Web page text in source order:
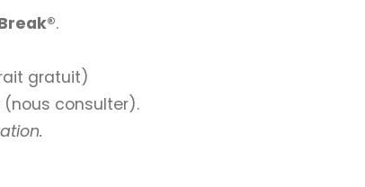
.
gratuit)
(nous consulter).